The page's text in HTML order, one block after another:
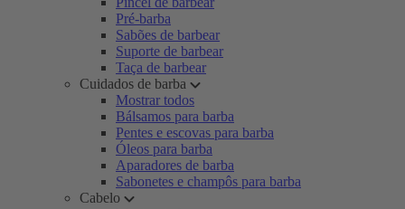
Pré-barba
Sabões de barbear
Suporte de barbear
Taça de barbear
Cuidados de barba
Mostrar todos
Bálsamos para barba
Pentes e escovas para barba
Óleos para barba
Aparadores de barba
Sabonetes e champôs para barba
Cabelo